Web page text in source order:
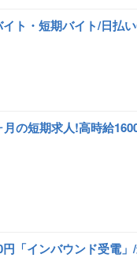
ト・短期バイト/日払
の短期求人!高時給
「インバウンド受電